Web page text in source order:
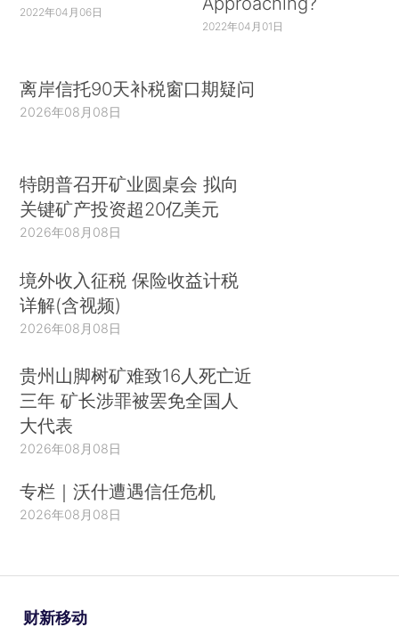
2022年04月06日
2022年04月01日
离岸信托90天补税窗口期疑问
2026年08月08日
特朗普召开矿业圆桌会 拟向
关键矿产投资超20亿美元
2026年08月08日
境外收入征税 保险收益计税
详解(含视频)
2026年08月08日
贵州山脚树矿难致16人死亡近
三年 矿长涉罪被罢免全国人
大代表
2026年08月08日
专栏｜沃什遭遇信任危机
2026年08月08日
财新移动